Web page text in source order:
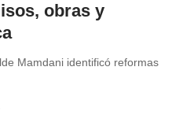
obras y
Mamdani identificó reformas